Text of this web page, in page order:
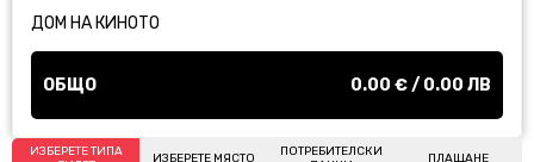
ДОМ НА КИНОТО
ОБЩО 0.00 € / 0.00 ЛВ
ИЗБЕРЕТЕ ТИПА
ИЗБЕРЕТЕ МЯСТО
ПОТРЕБИТЕЛСКИ
ПЛАЩАНЕ